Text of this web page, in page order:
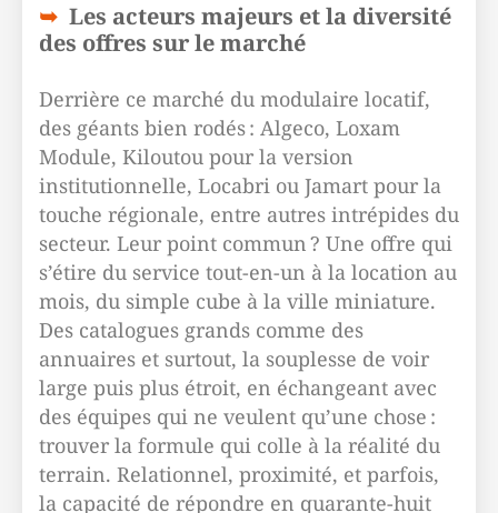
Les acteurs majeurs et la diversité
des offres sur le marché
Derrière ce marché du modulaire locatif,
des géants bien rodés : Algeco, Loxam
Module, Kiloutou pour la version
institutionnelle, Locabri ou Jamart pour la
touche régionale, entre autres intrépides du
secteur. Leur point commun ? Une offre qui
s’étire du service tout-en-un à la location au
mois, du simple cube à la ville miniature.
Des catalogues grands comme des
annuaires et surtout, la souplesse de voir
large puis plus étroit, en échangeant avec
des équipes qui ne veulent qu’une chose :
trouver la formule qui colle à la réalité du
terrain. Relationnel, proximité, et parfois,
la capacité de répondre en quarante-huit